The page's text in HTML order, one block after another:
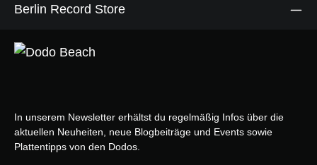
Berlin Record Store
In unserem Newsletter erhältst du regelmäßig Infos über die
aktuellen Neuheiten, neue Blogbeiträge und Events sowie
Plattentipps von den Dodos.